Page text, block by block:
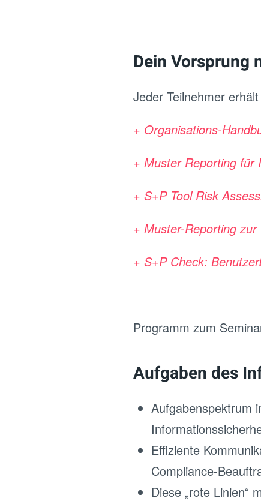
Dein Vorsprung
Jeder Teilnehmer
+ Organisations-
+ Muster Reporting für
+ S+P Tool Risk
+ Muster-Reporting zur
+ S+P Check:
Programm zum
Aufgaben des
Aufgabenspektrum
Effiziente
Compliance-
Diese „rote Linien“